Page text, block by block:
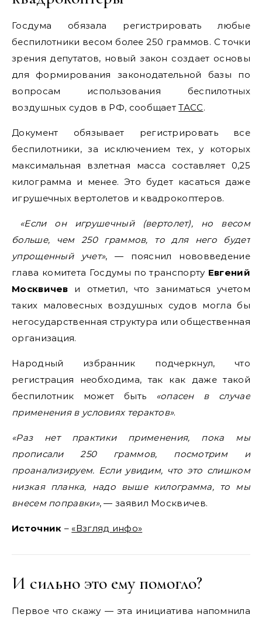
Госдума обязала регистрировать любые
беспилотники весом более 250 граммов. С точки
зрения депутатов, новый закон создает основы
для формирования законодательной базы по
вопросам использования беспилотных
воздушных судов в РФ, сообщаетТАСС.
Документ обязывает регистрировать все
беспилотники, за исключением тех, у которых
максимальная взлетная масса составляет 0,25
килограмма и менее. Это будет касаться даже
игрушечных вертолетов и квадрокоптеров.
«Если он игрушечный (вертолет), но весом
больше, чем 250 граммов, то для него будет
упрощенный учет», — пояснил нововведение
глава комитета Госдумы по транспорту Евгений
Москвичев и отметил, что заниматься учетом
таких маловесных воздушных судов могла бы
негосударственная структура или общественная
организация.
Народный избранник подчеркнул, что
регистрация необходима, так как даже такой
беспилотник может быть
«опасен в случае
применения в условиях терактов».
«Раз нет практики применения, пока мы
прописали 250 граммов, посмотрим и
проанализируем. Если увидим, что это слишком
низкая планка, надо выше килограмма, то мы
внесем поправки», — заявил Москвичев.
Источник – «Взгляд инфо»
И сильно это ему помогло?
Первое что скажу — эта инициатива напомнила